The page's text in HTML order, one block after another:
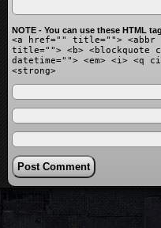
NOTE - You can use these HTML
<a href="" title=""> <abbr
title=""> <b> <blockquote
datetime=""> <em> <i> <q
<strong>